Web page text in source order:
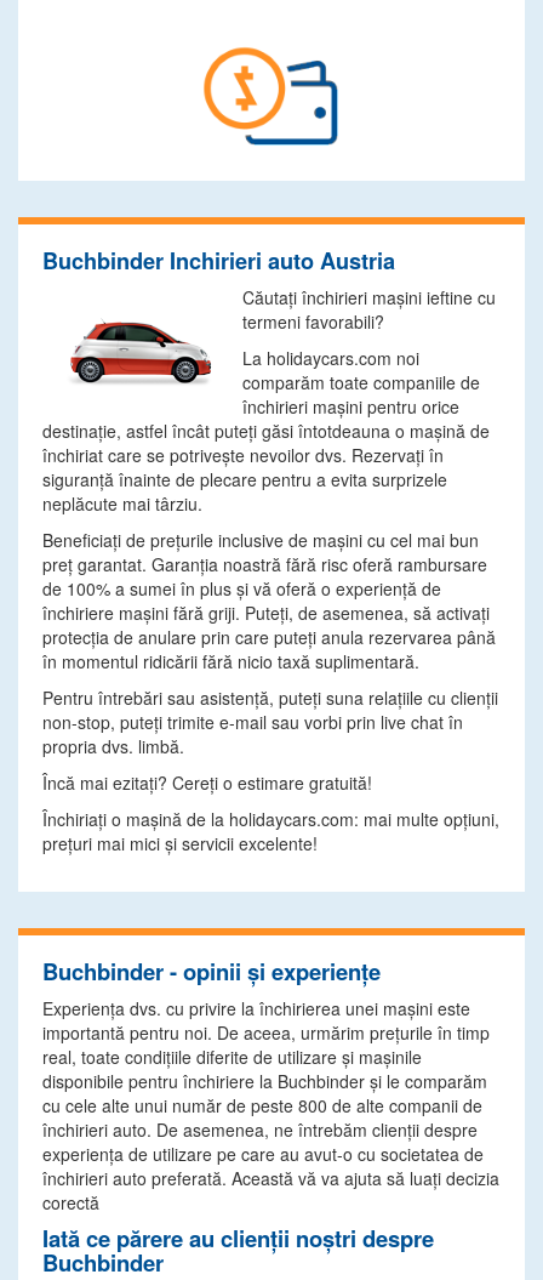
Buchbinder Inchirieri auto Austria
Căutaţi închirieri maşini ieftine cu
termeni favorabili?
La holidaycars.com noi
comparăm toate companiile de
închirieri maşini pentru orice
destinaţie, astfel încât puteţi găsi întotdeauna o maşină de
închiriat care se potriveşte nevoilor dvs. Rezervaţi în
siguranţă înainte de plecare pentru a evita surprizele
neplăcute mai târziu.
Beneficiaţi de preţurile inclusive de maşini cu cel mai bun
preţ garantat. Garanţia noastră fără risc oferă rambursare
de 100% a sumei în plus şi vă oferă o experienţă de
închiriere maşini fără griji. Puteţi, de asemenea, să activaţi
protecţia de anulare prin care puteţi anula rezervarea până
în momentul ridicării fără nicio taxă suplimentară.
Pentru întrebări sau asistenţă, puteţi suna relaţiile cu clienţii
non-stop, puteţi trimite e-mail sau vorbi prin live chat în
propria dvs. limbă.
Încă mai ezitaţi? Cereţi o estimare gratuită!
Închiriaţi o maşină de la holidaycars.com: mai multe opţiuni,
preţuri mai mici şi servicii excelente!
Buchbinder - opinii și experiențe
Experiența dvs. cu privire la închirierea unei mașini este
importantă pentru noi. De aceea, urmărim prețurile în timp
real, toate condițiile diferite de utilizare și mașinile
disponibile pentru închiriere la Buchbinder și le comparăm
cu cele alte unui număr de peste 800 de alte companii de
închirieri auto. De asemenea, ne întrebăm clienții despre
experiența de utilizare pe care au avut-o cu societatea de
închirieri auto preferată. Această vă va ajuta să luați decizia
corectă
Iată ce părere au clienții noștri despre
Buchbinder